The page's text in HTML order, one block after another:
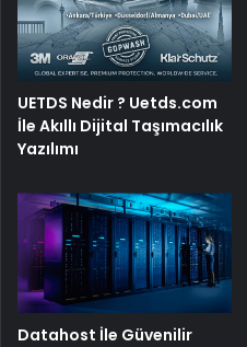
UETDS Nedir ? Uetds.com
İle Akıllı Dijital Taşımacılık
Yazılımı
Datahost İle Güvenilir